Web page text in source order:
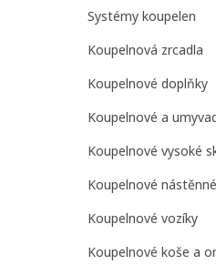
Systémy koupelen
Koupelnová zrcadla
Koupelnové doplňky
Koupelnové a
Koupelnové vysoké
Koupelnové
Koupelnové vozíky
Koupelnové koše a